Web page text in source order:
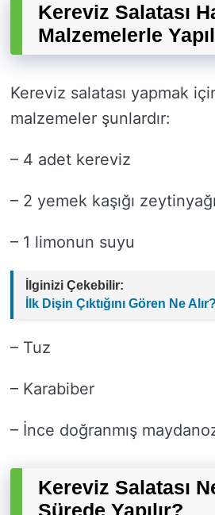
Kereviz Salatası
Malzemelerle
Kereviz salatası yapmak
malzemeler şunlardır:
– 4 adet kereviz
– 2 yemek kaşığı zeytinyağı
– 1 limonun suyu
İlginizi Çekebilir:
İlk Dişin Çıktığını Gören Ne Alır?
– Tuz
– Karabiber
– İnce doğranmış
Kereviz Salatası
Sürede Yapılır?